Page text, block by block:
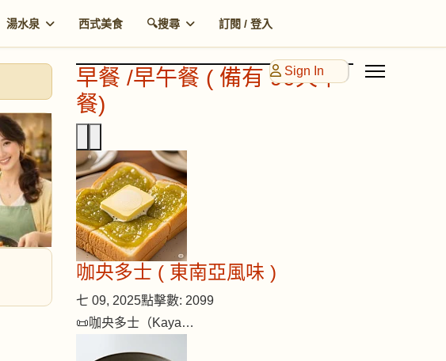
湯水泉 西式美食 🔍搜尋 訂閱 / 登入
Sign In
早餐 /早午餐 ( 備有 90天早
餐)
咖央多士 ( 東南亞風味 )
七 09, 2025點擊數: 2099
📜咖央多士（Kaya…